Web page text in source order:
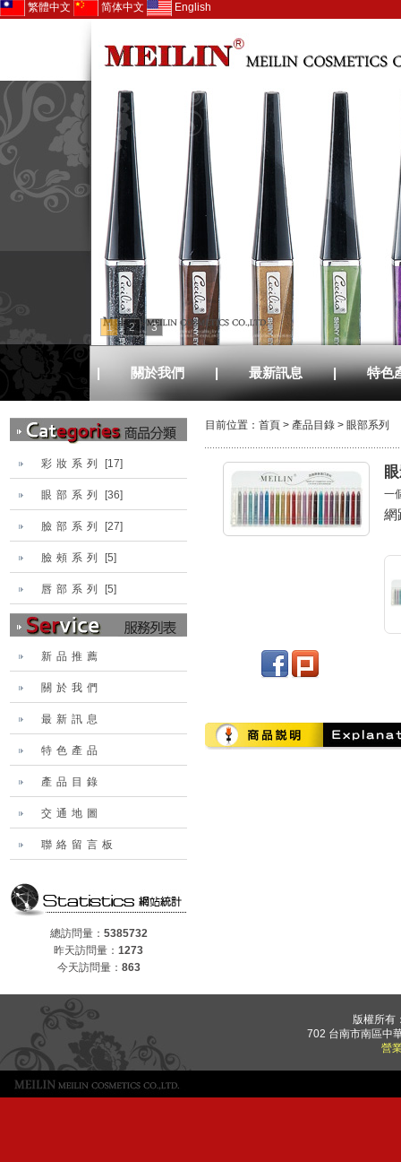
繁體中文 简体中文 English
1 2 3
| 關於我們 | 最新訊息 | 特色
彩妝系列 [17]
眼部系列 [36]
臉部系列 [27]
臉頰系列 [5]
唇部系列 [5]
新品推薦
關於我們
最新訊息
特色產品
產品目錄
交通地圖
聯絡留言板
總訪問量： 5385732
昨天訪問量： 1273
今天訪問量： 863
目前位置： 首頁 > 產品目錄 > 眼部系列
一
網
版權所有
702 台南市南區中
營